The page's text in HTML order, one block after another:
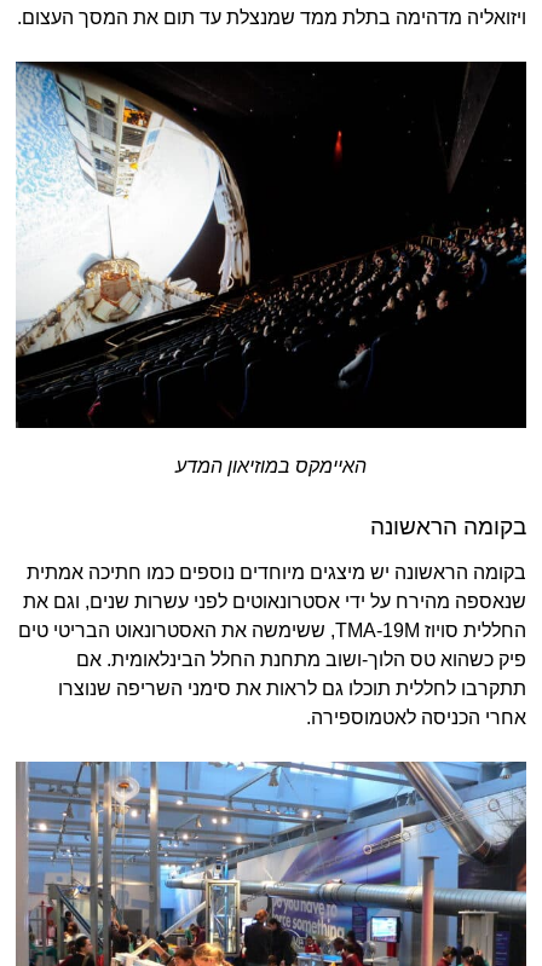
ויזואליה מדהימה בתלת ממד שמנצלת עד תום את המסך העצום.
האיימקס במוזיאון המדע
בקומה הראשונה
בקומה הראשונה יש מיצגים מיוחדים נוספים כמו חתיכה אמתית
שנאספה מהירח על ידי אסטרונאוטים לפני עשרות שנים, וגם את
החללית סויוז TMA-19M, ששימשה את האסטרונאוט הבריטי טים
פיק כשהוא טס הלוך-ושוב מתחנת החלל הבינלאומית. אם
תתקרבו לחללית תוכלו גם לראות את סימני השריפה שנוצרו
אחרי הכניסה לאטמוספירה.